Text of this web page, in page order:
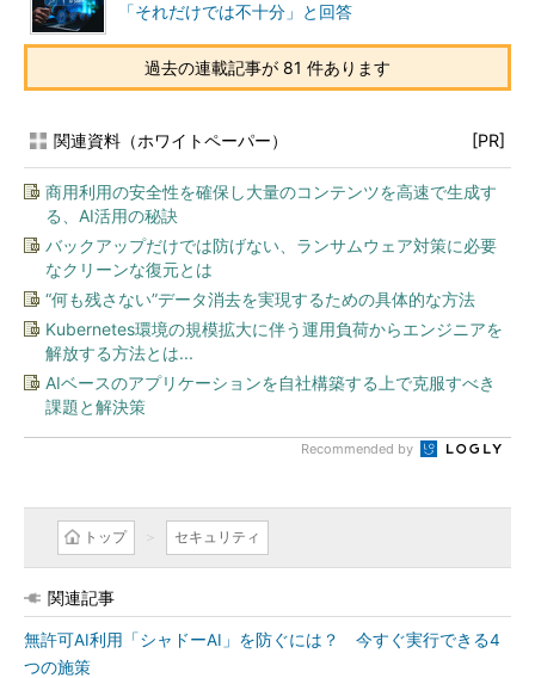
「それだけでは不十分」と回答
過去の連載記事が 81 件あります
関連資料（ホワイトペーパー） [PR]
商用利用の安全性を確保し大量のコンテンツを高速で生成す
る、AI活用の秘訣
バックアップだけでは防げない、ランサムウェア対策に必要
なクリーンな復元とは
“何も残さない”データ消去を実現するための具体的な方法
Kubernetes環境の規模拡大に伴う運用負荷からエンジニアを
解放する方法とは...
AIベースのアプリケーションを自社構築する上で克服すべき
課題と解決策
Recommended by
トップ セキュリティ
関連記事
無許可AI利用「シャドーAI」を防ぐには？ 今すぐ実行できる4
つの施策